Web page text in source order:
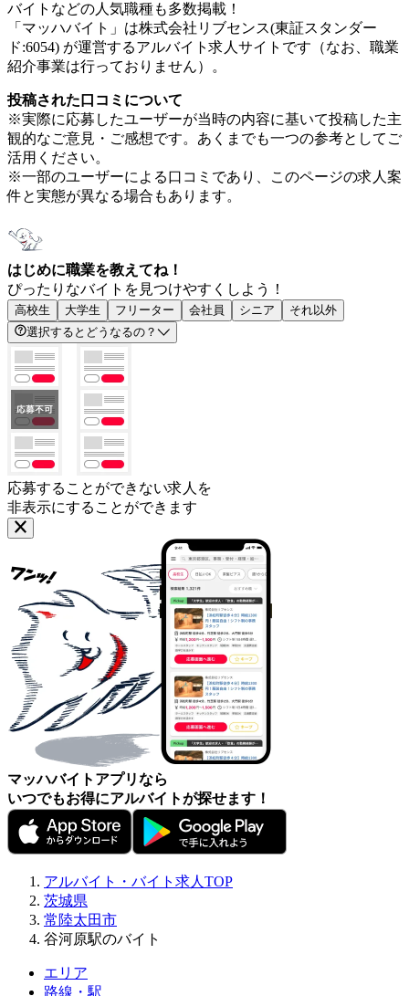
バイトなどの人気職種も多数掲載！
「マッハバイト」は株式会社リブセンス(東証スタンダー
ド:6054) が運営するアルバイト求人サイトです（なお、職業
紹介事業は行っておりません）。
投稿された口コミについて
※実際に応募したユーザーが当時の内容に基いて投稿した主
観的なご意見・ご感想です。あくまでも一つの参考としてご
活用ください。
※一部のユーザーによる口コミであり、このページの求人案
件と実態が異なる場合もあります。
はじめに職業を教えてね！
ぴったりなバイトを見つけやすくしよう！
高校生 大学生 フリーター 会社員 シニア
それ以外
選択するとどうなるの？
応募することができない求人を
非表示にすることができます
マッハバイトアプリなら
いつでもお得にアルバイトが探せます！
アルバイト・バイト求人TOP
茨城県
常陸太田市
谷河原駅のバイト
エリア
路線・駅